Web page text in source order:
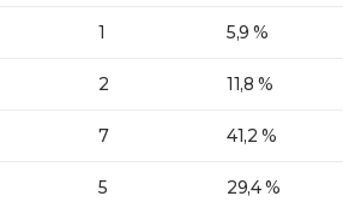
1 5,9 %
2 11,8 %
7 41,2 %
5 29,4 %